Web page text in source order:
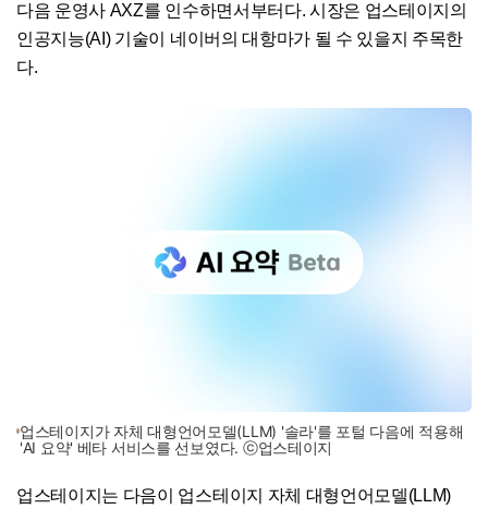
다음 운영사 AXZ를 인수하면서부터다. 시장은 업스테이지의
인공지능(AI) 기술이 네이버의 대항마가 될 수 있을지 주목한
다.
업스테이지가 자체 대형언어모델(LLM) '솔라'를 포털 다음에 적용해
'AI 요약' 베타 서비스를 선보였다. ⓒ업스테이지
업스테이지는 다음이 업스테이지 자체 대형언어모델(LLM)